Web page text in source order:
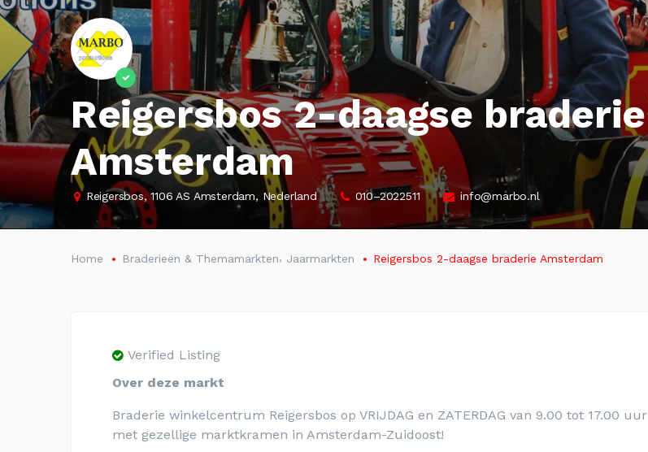
Reigersbos 2-daagse braderie
Amsterdam
Reigersbos, 1106 AS Amsterdam, Nederland 010–2022511 info@marbo.nl
Home Braderieën & Themamarkten, Jaarmarkten Reigersbos 2-daagse braderie Amsterdam
Verified Listing
Over deze markt
Braderie winkelcentrum Reigersbos op VRIJDAG en ZATERDAG van 9.00 tot 17.00 uur
met gezellige marktkramen in Amsterdam-Zuidoost!